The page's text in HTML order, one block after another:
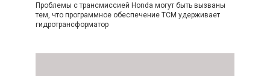
Проблемы с трансмиссией Honda могут быть вызваны
тем, что программное обеспечение TCM удерживает
гидротрансформатор